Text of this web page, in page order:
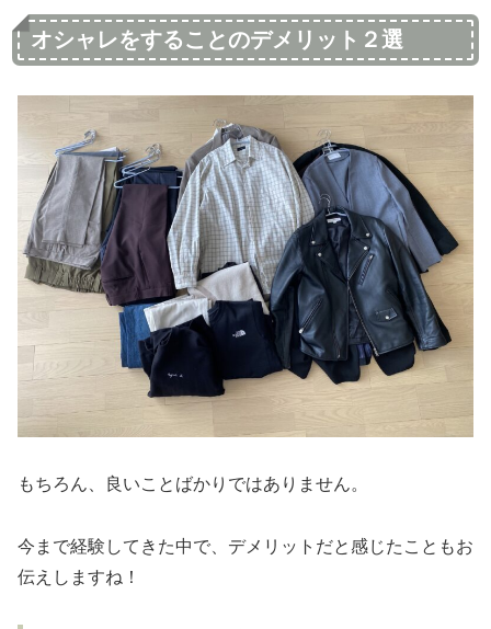
オシャレをすることのデメリット２選
もちろん、良いことばかりではありません。
今まで経験してきた中で、デメリットだと感じたこともお
伝えしますね！